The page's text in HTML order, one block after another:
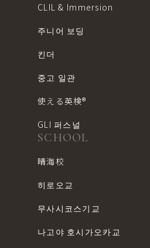
CLIL & Immersion
주니어 보딩
킨더
중고 일관
使える英検®︎
GLI 퍼스널
SCHOOL
晴海校
히로오교
무사시코스기교
나고야 호시가오카교